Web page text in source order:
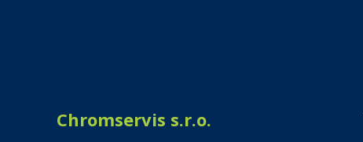
Chromservis s.r.o.